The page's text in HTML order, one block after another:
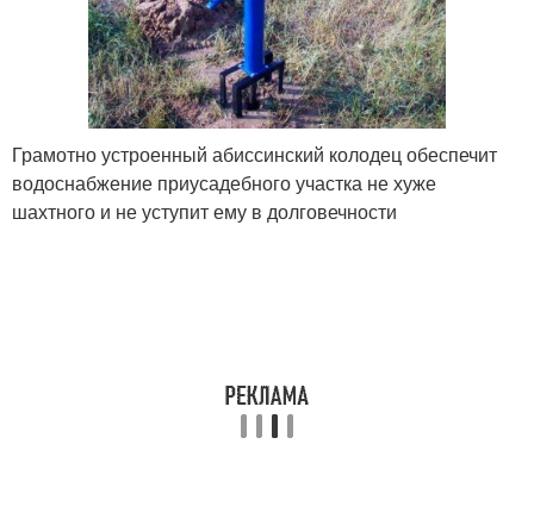
Грамотно устроенный абиссинский колодец обеспечит
водоснабжение приусадебного участка не хуже
шахтного и не уступит ему в долговечности